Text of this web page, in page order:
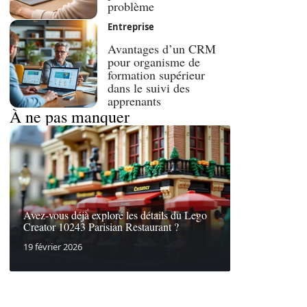
problème
Entreprise
Avantages d’un CRM
pour organisme de
formation supérieur
dans le suivi des
apprenants
À ne pas manquer
Avez-vous déjà exploré les détails du Lego
Creator 10243 Parisian Restaurant ?
19 février 2026